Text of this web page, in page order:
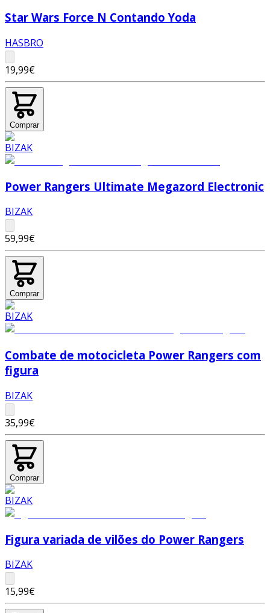
Star Wars Force N Contando Yoda
HASBRO
19,99€
Comprar
Power Rangers Ultimate Megazord Electronic
BIZAK
59,99€
Comprar
Combate de motocicleta Power Rangers com
figura
BIZAK
35,99€
Comprar
Figura variada de vilões do Power Rangers
BIZAK
15,99€